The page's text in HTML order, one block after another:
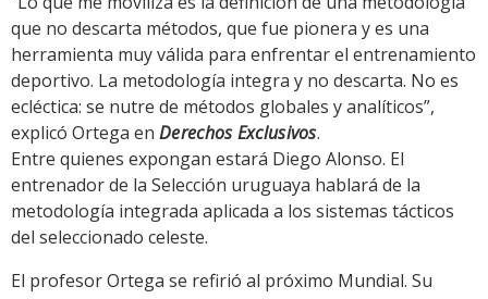
que no descarta métodos, que fue pionera y es una
herramienta muy válida para enfrentar el entrenamiento
deportivo. La metodología integra y no descarta. No es
ecléctica: se nutre de métodos globales y analíticos”,
explicó Ortega en Derechos Exclusivos.
Entre quienes expongan estará Diego Alonso. El
entrenador de la Selección uruguaya hablará de la
metodología integrada aplicada a los sistemas tácticos
del seleccionado celeste.
El profesor Ortega se refirió al próximo Mundial. Su